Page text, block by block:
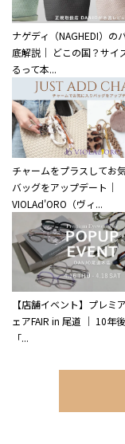
ナゲディ（NAGHEDI）の
底解説｜ どこの国？サイ
るって本...
チャームをプラスしてお
バッグをアップデート｜
VIOLAd'ORO（ヴィ...
【店舗イベント】プレミ
ェアFAIR in 尾道 ｜ 10年
「...